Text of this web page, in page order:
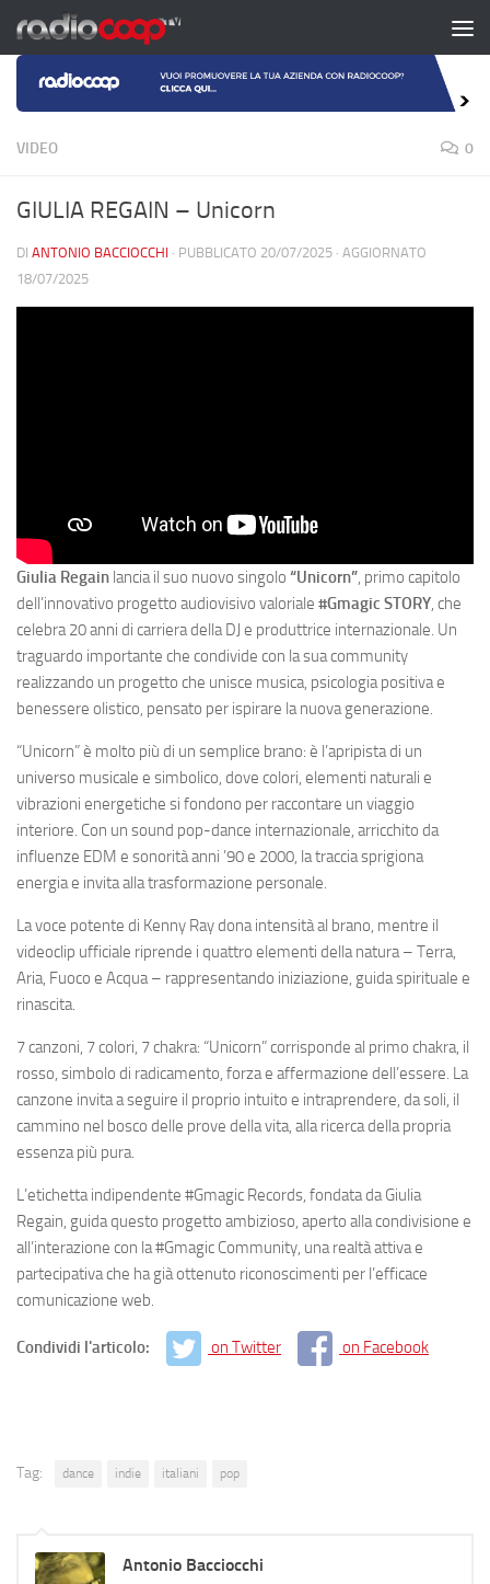
Salta al contenuto
VIDEO 0
GIULIA REGAIN – Unicorn
DI ANTONIO BACCIOCCHI · PUBBLICATO 20/07/2025 · AGGIORNATO
18/07/2025
Giulia Regain lancia il suo nuovo singolo “Unicorn”, primo capitolo
dell’innovativo progetto audiovisivo valoriale #Gmagic STORY, che
celebra 20 anni di carriera della DJ e produttrice internazionale. Un
traguardo importante che condivide con la sua community
realizzando un progetto che unisce musica, psicologia positiva e
benessere olistico, pensato per ispirare la nuova generazione.
“Unicorn” è molto più di un semplice brano: è l’apripista di un
universo musicale e simbolico, dove colori, elementi naturali e
vibrazioni energetiche si fondono per raccontare un viaggio
interiore. Con un sound pop-dance internazionale, arricchito da
influenze EDM e sonorità anni ’90 e 2000, la traccia sprigiona
energia e invita alla trasformazione personale.
La voce potente di Kenny Ray dona intensità al brano, mentre il
videoclip ufficiale riprende i quattro elementi della natura – Terra,
Aria, Fuoco e Acqua – rappresentando iniziazione, guida spirituale e
rinascita.
7 canzoni, 7 colori, 7 chakra: “Unicorn” corrisponde al primo chakra, il
rosso, simbolo di radicamento, forza e affermazione dell’essere. La
canzone invita a seguire il proprio intuito e intraprendere, da soli, il
cammino nel bosco delle prove della vita, alla ricerca della propria
essenza più pura.
L’etichetta indipendente #Gmagic Records, fondata da Giulia
Regain, guida questo progetto ambizioso, aperto alla condivisione e
all’interazione con la #Gmagic Community, una realtà attiva e
partecipativa che ha già ottenuto riconoscimenti per l’efficace
comunicazione web.
Condividi l'articolo: on Twitter on Facebook
Tag: dance indie italiani pop
Antonio Bacciocchi